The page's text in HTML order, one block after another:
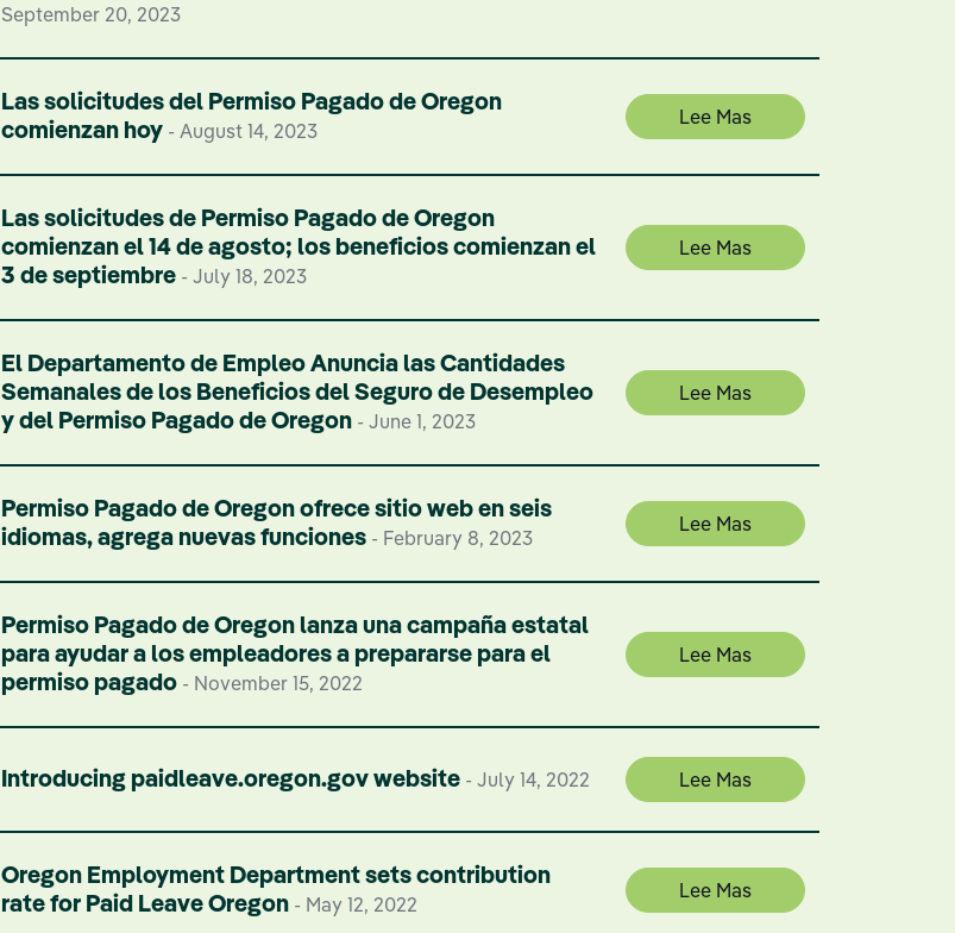
September 20, 2023
Las solicitudes del Permiso Pagado de Oregon
comienzan hoy - August 14, 2023
Lee Mas
Las solicitudes de Permiso Pagado de Oregon
comienzan el 14 de agosto; los beneficios comienzan el
3 de septiembre - July 18, 2023
Lee Mas
El Departamento de Empleo Anuncia las Cantidades
Semanales de los Beneficios del Seguro de Desempleo
y del Permiso Pagado de Oregon - June 1, 2023
Lee Mas
Permiso Pagado de Oregon ofrece sitio web en seis
idiomas, agrega nuevas funciones - February 8, 2023
Lee Mas
Permiso Pagado de Oregon lanza una campaña estatal
para ayudar a los empleadores a prepararse para el
permiso pagado - November 15, 2022
Lee Mas
Introducing paidleave.oregon.gov website - July 14, 2022 Lee Mas
Oregon Employment Department sets contribution
rate for Paid Leave Oregon - May 12, 2022
Lee Mas